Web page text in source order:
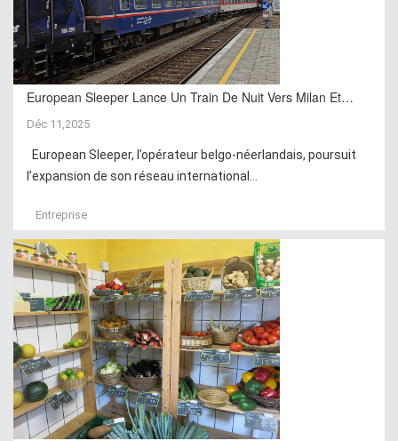
European Sleeper Lance Un Train De Nuit Vers Milan Et…
Déc 11,2025
European Sleeper, l’opérateur belgo-néerlandais, poursuit
l’expansion de son réseau international...
Entreprise